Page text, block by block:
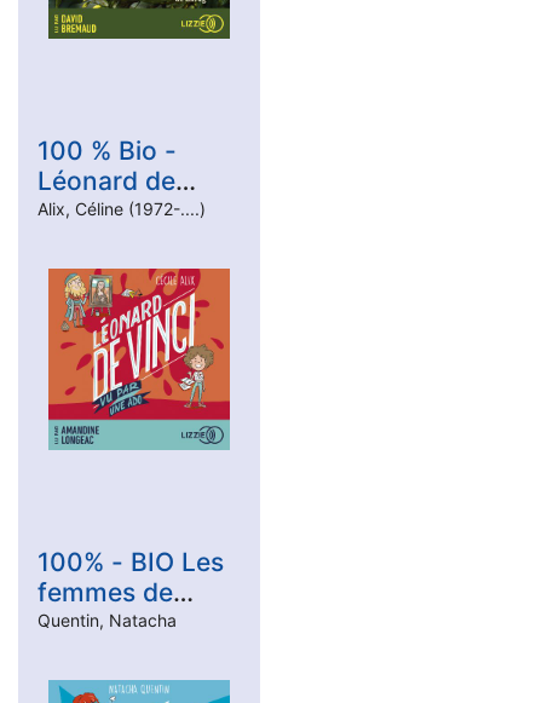
100 % Bio -
Léonard de
Vinci vu par une
Alix, Céline (1972-....)
100% - BIO Les
femmes de
sciences vues
peu vénère
Quentin, Natacha